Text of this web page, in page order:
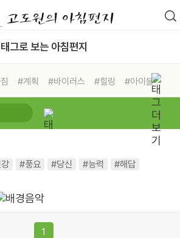
태그로 보는 아침편지
#계획 #바이러스 #힐링
#아이들
#삶
#링컨학교
#풍요 #당신 #능력
#해답
1